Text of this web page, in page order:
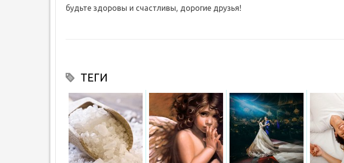
будьте здоровы и счастливы, дорогие друзья!
ТЕГИ